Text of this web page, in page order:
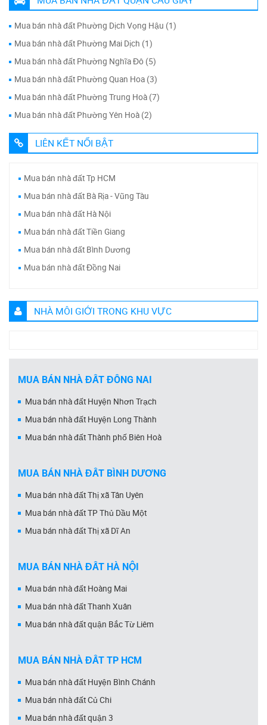
Mua bán nhà đất Phường Dịch Vọng Hậu (1)
Mua bán nhà đất Phường Mai Dịch (1)
Mua bán nhà đất Phường Nghĩa Đô (5)
Mua bán nhà đất Phường Quan Hoa (3)
Mua bán nhà đất Phường Trung Hoà (7)
Mua bán nhà đất Phường Yên Hoà (2)
LIÊN KẾT NỔI BẬT
Mua bán nhà đất Tp HCM
Mua bán nhà đất Bà Rịa - Vũng Tàu
Mua bán nhà đất Hà Nội
Mua bán nhà đất Tiền Giang
Mua bán nhà đất Bình Dương
Mua bán nhà đất Đồng Nai
NHÀ MÔI GIỚI TRONG KHU VỰC
MUA BÁN NHÀ ĐẤT ĐỒNG NAI
Mua bán nhà đất Huyện Nhơn Trạch
Mua bán nhà đất Huyện Long Thành
Mua bán nhà đất Thành phố Biên Hoà
MUA BÁN NHÀ ĐẤT BÌNH DƯƠNG
Mua bán nhà đất Thị xã Tân Uyên
Mua bán nhà đất TP Thủ Dầu Một
Mua bán nhà đất Thị xã Dĩ An
MUA BÁN NHÀ ĐẤT HÀ NỘI
Mua bán nhà đất Hoàng Mai
Mua bán nhà đất Thanh Xuân
Mua bán nhà đất quận Bắc Từ Liêm
MUA BÁN NHÀ ĐẤT TP HCM
Mua bán nhà đất Huyện Bình Chánh
Mua bán nhà đất Củ Chi
Mua bán nhà đất quận 3